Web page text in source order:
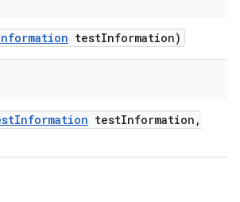
testInformation)
Information testInformation ,